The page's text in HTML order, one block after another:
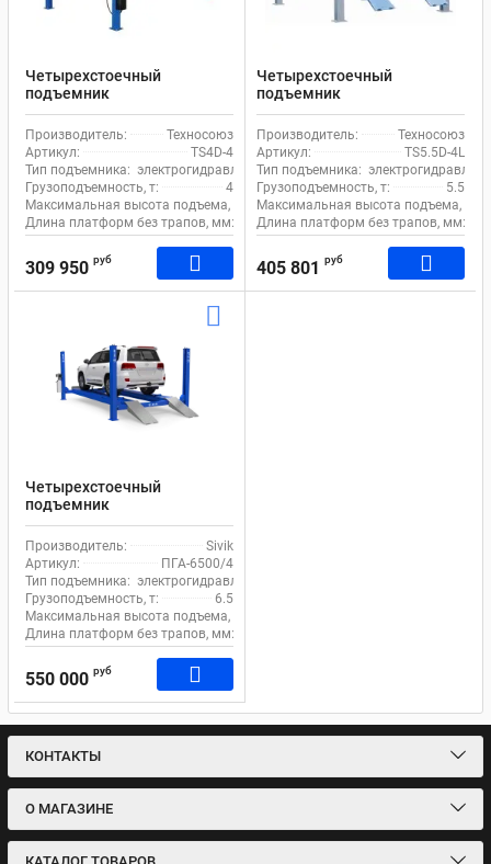
Четырехстоечный
подъемник
электрогидравлический 4т
380В EQFS TS4D-4 с
траверсой
Производитель:
Техносоюз
Артикул:
TS4D-4
Тип подъемника: электрогидравлический
Грузоподъемность, т:
4
Максимальная высота подъема, мм:
1800
Длина платформ без трапов, мм:
4250
309 950 руб
Четырехстоечный
подъемник
электрогидравлический
5.5т 380В для сход-развала
EQFS TS5.5D4-L
Производитель:
Техносоюз
Артикул:
TS5.5D-4L
Тип подъемника:
Грузоподъемность, т:
5.5
Максимальная высота подъема, мм:
Длина платформ без трапов, мм:
405 801 руб
Четырехстоечный
подъемник
электрогидравлический
6.5т 380В для сход-развала
Sivik ПГА-6500/4 с
траверсой
Производитель:
Sivik
Артикул:
ПГА-6500/4
Тип подъемника: электрогидравлический
Грузоподъемность, т:
6.5
Максимальная высота подъема, мм:
Длина платформ без трапов, мм:
550 000 руб
КОНТАКТЫ
О МАГАЗИНЕ